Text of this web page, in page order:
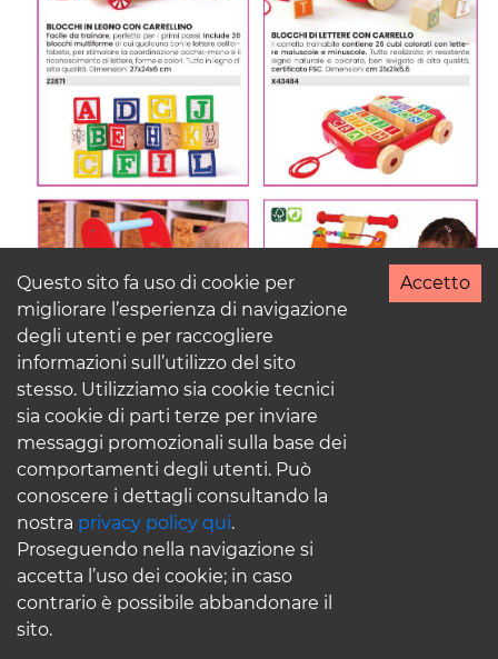
Questo sito fa uso di cookie per
migliorare l’esperienza di navigazione
degli utenti e per raccogliere
informazioni sull’utilizzo del sito
stesso. Utilizziamo sia cookie tecnici
sia cookie di parti terze per inviare
messaggi promozionali sulla base dei
comportamenti degli utenti. Può
conoscere i dettagli consultando la
nostra privacy policy qui.
Proseguendo nella navigazione si
accetta l’uso dei cookie; in caso
contrario è possibile abbandonare il
sito.
Accetto